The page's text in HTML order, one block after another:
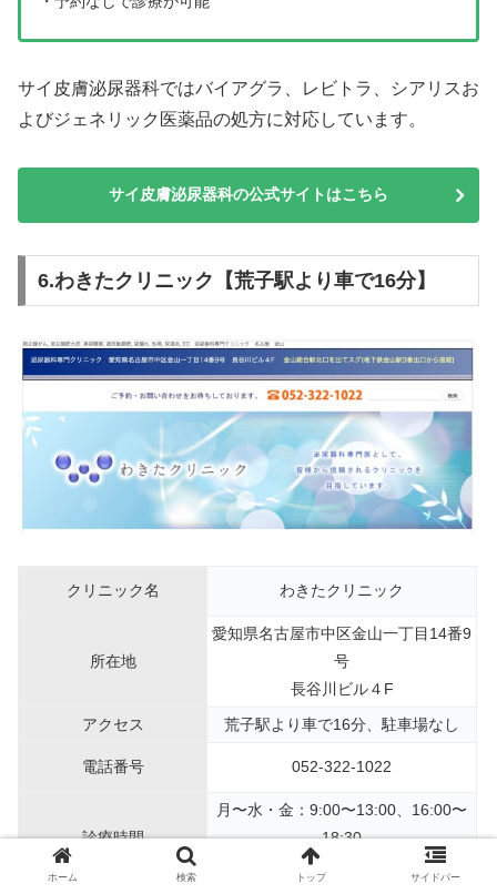
サイ皮膚泌尿器科ではバイアグラ、レビトラ、シアリスお
よびジェネリック医薬品の処方に対応しています。
サイ皮膚泌尿器科の公式サイトはこちら
6.わきたクリニック【荒子駅より車で16分】
クリニック名 わきたクリニック
所在地
愛知県名古屋市中区金山一丁目14番9
号
長谷川ビル４F
アクセス
荒子駅より車で16分、駐車場なし
電話番号 052-322-1022
診療時間
月〜水・金：9:00〜13:00、16:00〜
18:30
土：9:00〜13:00
ホーム 検索 トップ サイドバー